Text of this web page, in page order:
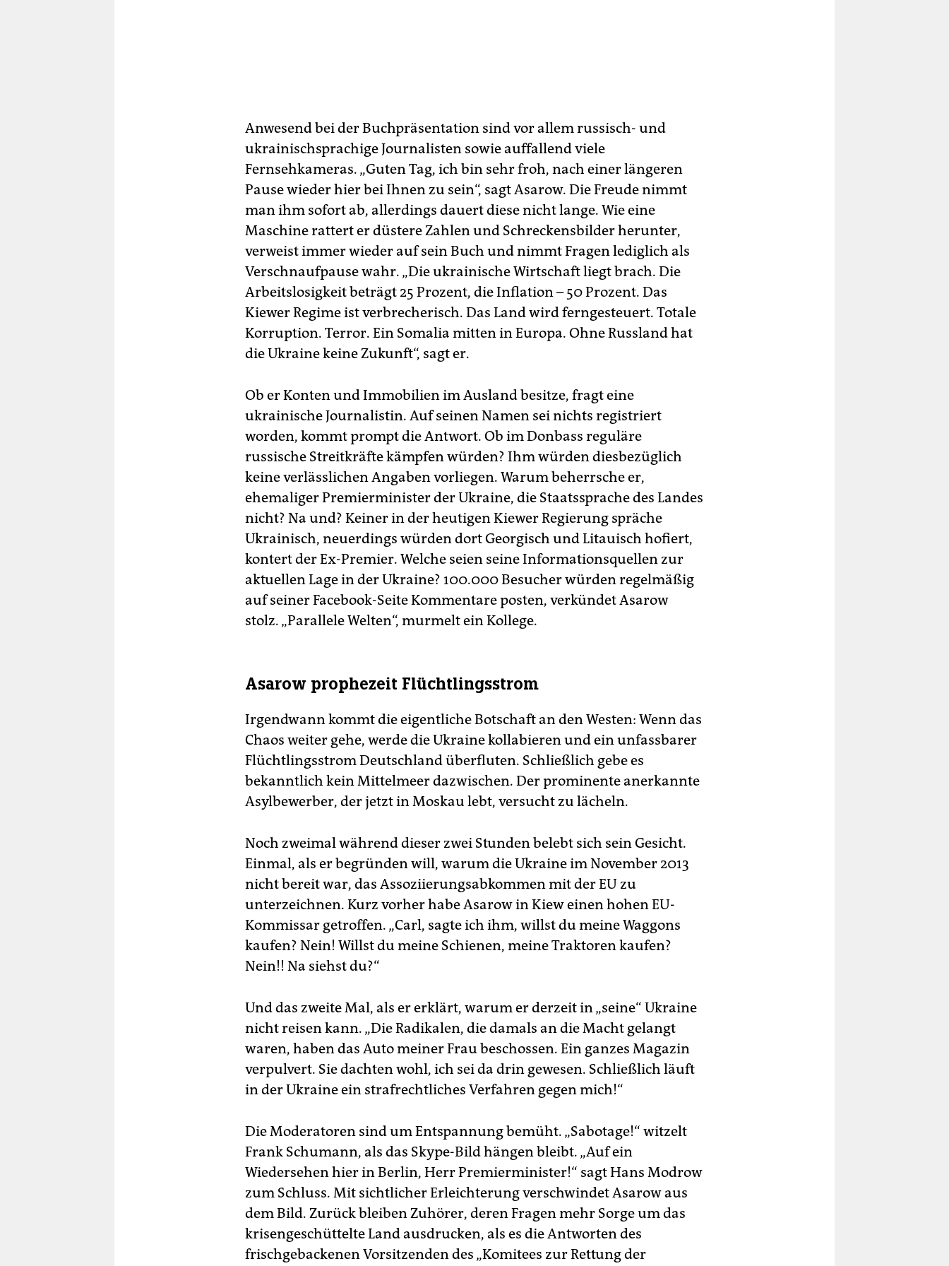
Anwesend bei der Buchpräsentation sind vor allem russisch- und
ukrainischsprachige Journalisten sowie auffallend viele
Fernsehkameras. „Guten Tag, ich bin sehr froh, nach einer längeren
Pause wieder hier bei Ihnen zu sein“, sagt Asarow. Die Freude nimmt
man ihm sofort ab, allerdings dauert diese nicht lange. Wie eine
Maschine rattert er düstere Zahlen und Schreckensbilder herunter,
verweist immer wieder auf sein Buch und nimmt Fragen lediglich als
Verschnaufpause wahr. „Die ukrainische Wirtschaft liegt brach. Die
Arbeitslosigkeit beträgt 25 Prozent, die Inflation – 50 Prozent. Das
Kiewer Regime ist verbrecherisch. Das Land wird ferngesteuert. Totale
Korruption. Terror. Ein Somalia mitten in Europa. Ohne Russland hat
die Ukraine keine Zukunft“, sagt er.
Ob er Konten und Immobilien im Ausland besitze, fragt eine
ukrainische Journalistin. Auf seinen Namen sei nichts registriert
worden, kommt prompt die Antwort. Ob im Donbass reguläre
russische Streitkräfte kämpfen würden? Ihm würden diesbezüglich
keine verlässlichen Angaben vorliegen. Warum beherrsche er,
ehemaliger Premierminister der Ukraine, die Staatssprache des Landes
nicht? Na und? Keiner in der heutigen Kiewer Regierung spräche
Ukrainisch, neuerdings würden dort Georgisch und Litauisch hofiert,
kontert der Ex-Premier. Welche seien seine Informationsquellen zur
aktuellen Lage in der Ukraine? 100.000 Besucher würden regelmäßig
auf seiner Facebook-Seite Kommentare posten, verkündet Asarow
stolz. „Parallele Welten“, murmelt ein Kollege.
Asarow prophezeit Flüchtlingsstrom
Irgendwann kommt die eigentliche Botschaft an den Westen: Wenn das
Chaos weiter gehe, werde die Ukraine kollabieren und ein unfassbarer
Flüchtlingsstrom Deutschland überfluten. Schließlich gebe es
bekanntlich kein Mittelmeer dazwischen. Der prominente anerkannte
Asylbewerber, der jetzt in Moskau lebt, versucht zu lächeln.
Noch zweimal während dieser zwei Stunden belebt sich sein Gesicht.
Einmal, als er begründen will, warum die Ukraine im November 2013
nicht bereit war, das Assoziierungsabkommen mit der EU zu
unterzeichnen. Kurz vorher habe Asarow in Kiew einen hohen EU-
Kommissar getroffen. „Carl, sagte ich ihm, willst du meine Waggons
kaufen? Nein! Willst du meine Schienen, meine Traktoren kaufen?
Nein!! Na siehst du?“
Und das zweite Mal, als er erklärt, warum er derzeit in „seine“ Ukraine
nicht reisen kann. „Die Radikalen, die damals an die Macht gelangt
waren, haben das Auto meiner Frau beschossen. Ein ganzes Magazin
verpulvert. Sie dachten wohl, ich sei da drin gewesen. Schließlich läuft
in der Ukraine ein strafrechtliches Verfahren gegen mich!“
Die Moderatoren sind um Entspannung bemüht. „Sabotage!“ witzelt
Frank Schumann, als das Skype-Bild hängen bleibt. „Auf ein
Wiedersehen hier in Berlin, Herr Premierminister!“ sagt Hans Modrow
zum Schluss. Mit sichtlicher Erleichterung verschwindet Asarow aus
dem Bild. Zurück bleiben Zuhörer, deren Fragen mehr Sorge um das
krisengeschüttelte Land ausdrucken, als es die Antworten des
frischgebackenen Vorsitzenden des „Komitees zur Rettung der